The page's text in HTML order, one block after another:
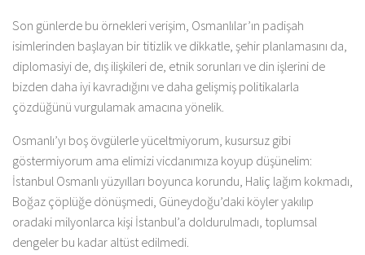
Son günlerde bu örnekleri verişim, Osmanlılar’ın padişah
isimlerinden başlayan bir titizlik ve dikkatle, şehir planlamasını da,
diplomasiyi de, dış ilişkileri de, etnik sorunları ve din işlerini de
bizden daha iyi kavradığını ve daha gelişmiş politikalarla
çözdüğünü vurgulamak amacına yönelik.
Osmanlı’yı boş övgülerle yüceltmiyorum, kusursuz gibi
göstermiyorum ama elimizi vicdanımıza koyup düşünelim:
İstanbul Osmanlı yüzyılları boyunca korundu, Haliç lağım kokmadı,
Boğaz çöplüğe dönüşmedi, Güneydoğu’daki köyler yakılıp
oradaki milyonlarca kişi İstanbul’a doldurulmadı, toplumsal
dengeler bu kadar altüst edilmedi.